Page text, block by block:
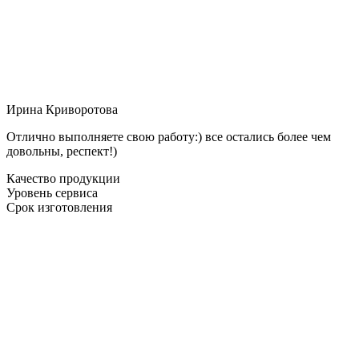
Ирина Криворотова
Отлично выполняете свою работу:) все остались более чем
довольны, респект!)
Качество продукции
Уровень сервиса
Срок изготовления